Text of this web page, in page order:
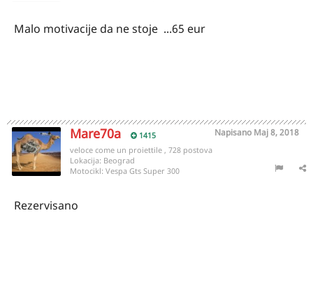
Malo motivacije da ne stoje ...65 eur
Mare70a 1415 Napisano Maj 8, 2018
veloce come un proiettile , 728 postova
Lokacija: Beograd
Motocikl: Vespa Gts Super 300
Rezervisano